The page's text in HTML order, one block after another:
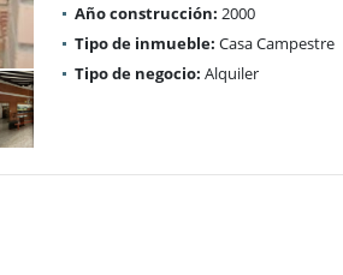
Año construcción: 2000
Tipo de inmueble: Casa Campestre
Tipo de negocio: Alquiler